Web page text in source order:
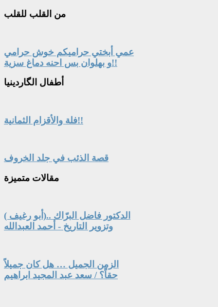
من القلب للقلب
عمي أبختي حراميكم خوش حرامي
و بهلوان بس احنه دماغ سزية!!
أطفال الگاردينيا
فلة والأقزام الثمانية!!
قصة الذئب في جلد الخروف
مقالات متميزة
الدكتور فاضل البرّاك ..(أبو رغيف )
وتزوير التاريخ - أحمد العبدالله
الزمن الجميل … هل كان جميلاً
حقاً؟ / سعد عبد المجيد ابراهيم